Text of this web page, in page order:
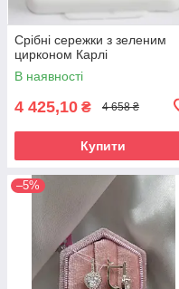
Срібні сережки з зеленим
цирконом Карлі
В наявності
4 425,10 ₴ 4 658 ₴
Купити
–5%